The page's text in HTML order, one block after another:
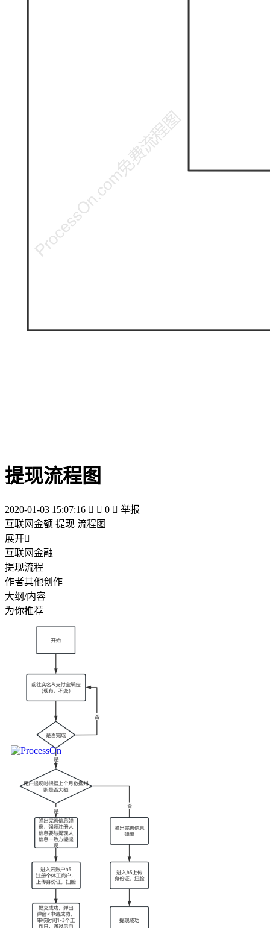
提现流程图
2020-01-03 15:07:16   0  举报
互联网金额 提现 流程图
展开
互联网金融
提现流程
作者其他创作
大纲/内容
为你推荐